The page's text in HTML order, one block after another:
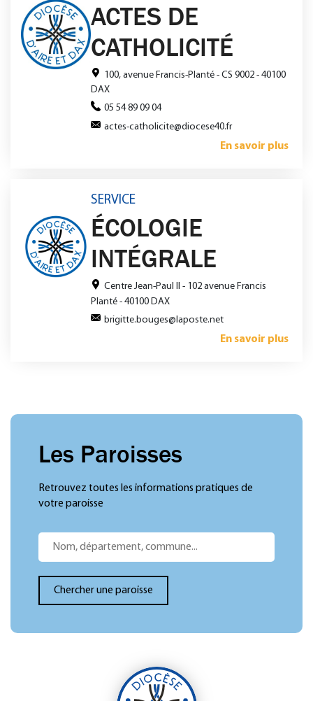
ACTES DE
CATHOLICITÉ
100, avenue Francis-Planté - CS 9002 - 40100
DAX
05 54 89 09 04
actes-catholicite@diocese40.fr
En savoir plus
SERVICE
ÉCOLOGIE
INTÉGRALE
Centre Jean-Paul II - 102 avenue Francis
Planté - 40100 DAX
brigitte.bouges@laposte.net
En savoir plus
Les Paroisses
Retrouvez toutes les informations pratiques de
votre paroisse